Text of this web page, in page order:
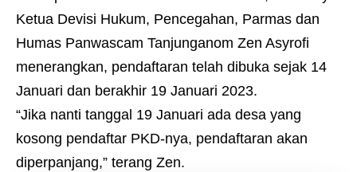
Ketua Devisi Hukum, Pencegahan, Parmas dan
Humas Panwascam Tanjunganom Zen Asyrofi
menerangkan, pendaftaran telah dibuka sejak 14
Januari dan berakhir 19 Januari 2023.
“Jika nanti tanggal 19 Januari ada desa yang
kosong pendaftar PKD-nya, pendaftaran akan
diperpanjang,” terang Zen.